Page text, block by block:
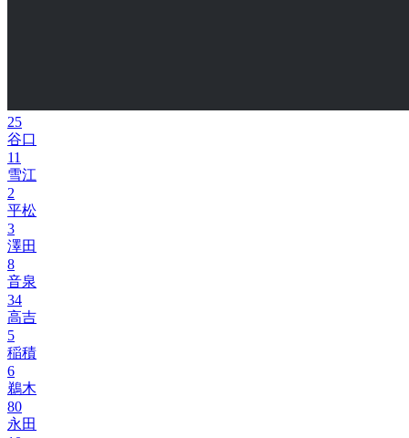
25
谷口
11
雪江
2
平松
3
澤田
8
音泉
34
高吉
5
稲積
6
鵜木
80
永田